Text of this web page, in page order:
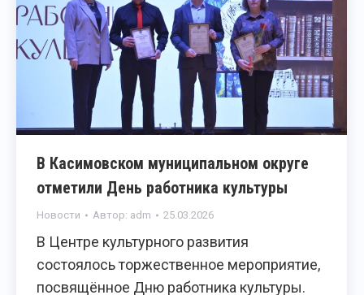
В Касимовском муниципальном округе
отметили День работника культуры
Новости Автор: adm 25.03.2026
В Центре культурного развития
состоялось торжественное мероприятие,
посвящённое Дню работника культуры.